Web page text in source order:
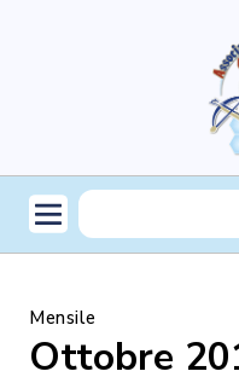
Mensile
Ottobre